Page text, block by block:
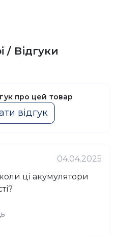
/ Відгуки
про цей товар
відгук
04.04.2025
ці акумулятори